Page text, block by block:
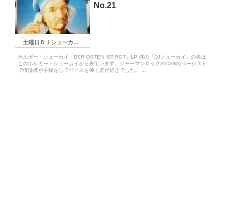
土曜日ＤＪシューカイ枠
No.21
ホルガー・シューカイ「DER OSTEN IST ROT」LP 僕の「DJシューカイ」の名は
このホルガー・シューカイから来ています。ジャーマンロックのCANのベーシスト
で僕は彼が手袋をしてベースを弾く姿が好きでした。 ...